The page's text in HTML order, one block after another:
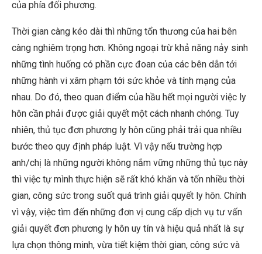
của phía đối phương.
Thời gian càng kéo dài thì những tổn thương của hai bên
càng nghiêm trọng hơn. Không ngoại trừ khả năng nảy sinh
những tình huống có phần cực đoan của các bên dẫn tới
những hành vi xâm phạm tới sức khỏe và tính mạng của
nhau. Do đó, theo quan điểm của hầu hết mọi người việc ly
hôn cần phải được giải quyết một cách nhanh chóng. Tuy
nhiên, thủ tục đơn phương ly hôn cũng phải trải qua nhiều
bước theo quy định pháp luật. Vì vậy nếu trường hợp
anh/chị là những người không nắm vững những thủ tục này
thì việc tự mình thực hiện sẽ rất khó khăn và tốn nhiều thời
gian, công sức trong suốt quá trình giải quyết ly hôn. Chính
vì vậy, việc tìm đến những đơn vị cung cấp dịch vụ tư vấn
giải quyết đơn phương ly hôn uy tín và hiệu quả nhất là sự
lựa chọn thông minh, vừa tiết kiệm thời gian, công sức và